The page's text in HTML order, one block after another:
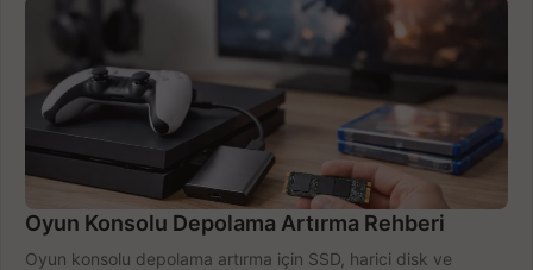
Oyun Konsolu Depolama Artırma Rehberi
Oyun konsolu depolama artırma için SSD, harici disk ve